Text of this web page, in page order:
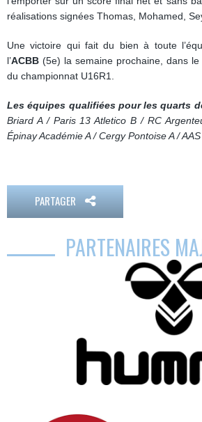
réalisations signées Thomas, Mohamed,
Une victoire qui fait du bien à toute
l’ACBB (5e) la semaine prochaine, dans
du championnat U16R1.
Les équipes qualifiées pour les quarts
Briard A / Paris 13 Atletico B / RC
Épinay Académie A / Cergy Pontoise A /
PARTAGER
PARTENAIRES